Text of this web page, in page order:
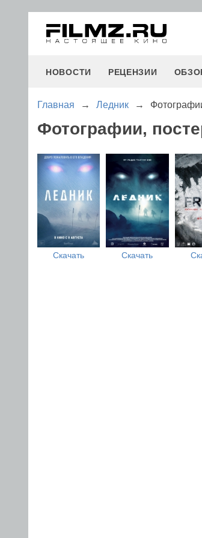
НОВОСТИ РЕЦЕНЗИИ
Главная → Ледник →
Фотографии,
Скачать Скачать